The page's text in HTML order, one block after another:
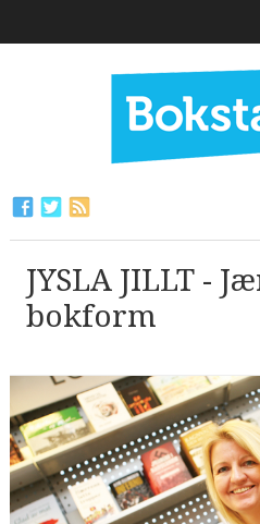
JYSLA JILLT -
bokform